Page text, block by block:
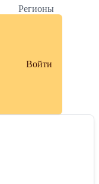
Регионы
Войти